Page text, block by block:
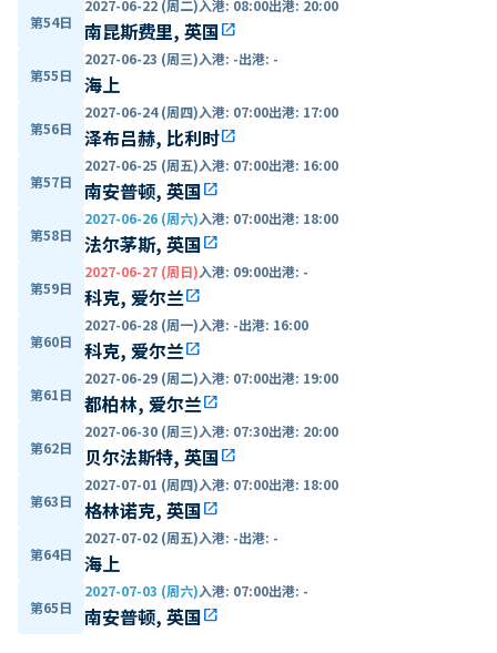
第54日
2027-06-22 (周二)入港: 08:00出港: 20:00
南昆斯费里, 英国open_in_new
第55日
2027-06-23 (周三)入港: -出港: -
海上
第56日
2027-06-24 (周四)入港: 07:00出港: 17:00
泽布吕赫, 比利时open_in_new
第57日
2027-06-25 (周五)入港: 07:00出港: 16:00
南安普顿, 英国open_in_new
第58日
2027-06-26 (周六)入港: 07:00出港: 18:00
法尔茅斯, 英国open_in_new
第59日
2027-06-27 (周日)入港: 09:00出港: -
科克, 爱尔兰open_in_new
第60日
2027-06-28 (周一)入港: -出港: 16:00
科克, 爱尔兰open_in_new
第61日
2027-06-29 (周二)入港: 07:00出港: 19:00
都柏林, 爱尔兰open_in_new
第62日
2027-06-30 (周三)入港: 07:30出港: 20:00
贝尔法斯特, 英国open_in_new
第63日
2027-07-01 (周四)入港: 07:00出港: 18:00
格林诺克, 英国open_in_new
第64日
2027-07-02 (周五)入港: -出港: -
海上
第65日
2027-07-03 (周六)入港: 07:00出港: -
南安普顿, 英国open_in_new